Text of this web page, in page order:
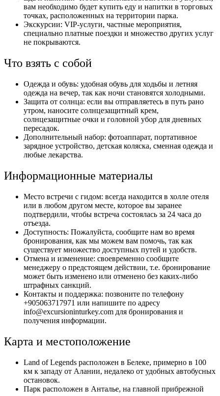
вам необходимо будет купить еду и напитки в торговых
точках, расположенных на территории парка.
Экскурсии: VIP-услуги, частные мероприятия,
специально платные поездки и множество других услуг
не покрываются.
Что взять с собой
Одежда и обувь: удобная обувь для ходьбы и летняя
одежда на вечер, так как ночи становятся холодными.
Защита от солнца: если вы отправляетесь в путь рано
утром, наносите солнцезащитный крем,
солнцезащитные очки и головной убор для дневных
пересадок.
Дополнительный набор: фотоаппарат, портативное
зарядное устройство, детская коляска, сменная одежда и
любые лекарства.
Информационные материалы
Место встречи с гидом: всегда находится в холле отеля
или в любом другом месте, которое вы заранее
подтвердили, чтобы встреча состоялась за 24 часа до
отъезда.
Доступность: Пожалуйста, сообщите нам во время
бронирования, как мы можем вам помочь, так как
существует множество доступных путей и удобств.
Отмена и изменение: своевременно сообщите
менеджеру о предстоящем действии, т.е. бронирование
может быть изменено или отменено без каких-либо
штрафных санкций.
Контакты и поддержка: позвоните по телефону
+905063717971 или напишите по адресу
info@excursioninturkey.com для бронирования и
получения информации.
Карта и местоположение
Land of Legends расположен в Белеке, примерно в 100
км к западу от Алании, недалеко от удобных автобусных
остановок.
Парк расположен в Анталье, на главной прибрежной